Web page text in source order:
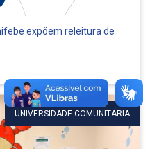
expõem releitura de
UNIVERSIDADE COMUNITÁRIA